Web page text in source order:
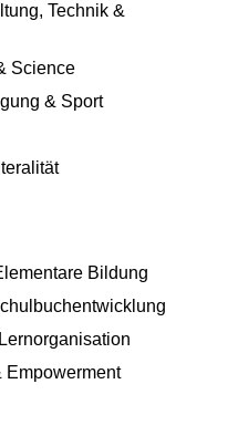
Technik &
Science
& Sport
Bildung
Empowerment